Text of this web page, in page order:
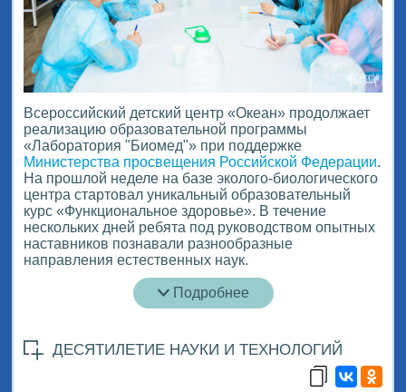
Всероссийский детский центр «Океан» продолжает
реализацию образовательной программы
«Лаборатория "Биомед"» при поддержке
Министерства просвещения Российской Федерации.
На прошлой неделе на базе эколого-биологического
центра стартовал уникальный образовательный
курс «Функциональное здоровье». В течение
нескольких дней ребята под руководством опытных
наставников познавали разнообразные
направления естественных наук.
Подробнее
ДЕСЯТИЛЕТИЕ НАУКИ И ТЕХНОЛОГИЙ